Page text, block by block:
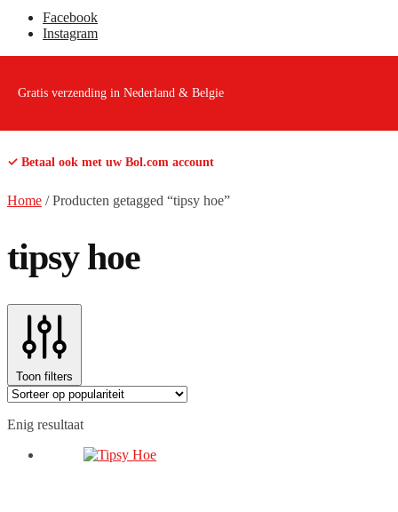
Facebook
Instagram
Gratis verzending in Nederland & Belgie
✓ Betaal ook met uw Bol.com account
Home /Producten getagged “tipsy hoe”
tipsy hoe
Toon filters
Enig resultaat